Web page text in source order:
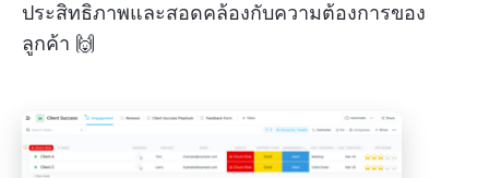
ประสิทธิภาพและสอดคล้องกับความต้องการของ
ลูกค้า 🙌